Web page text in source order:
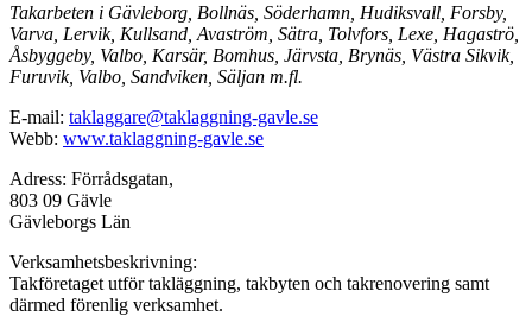
Takarbeten i Gävleborg, Bollnäs, Söderhamn, Hudiksvall, Forsby,
Varva, Lervik, Kullsand, Avaström, Sätra, Tolvfors, Lexe, Hagaströ,
Åsbyggeby, Valbo, Karsär, Bomhus, Järvsta, Brynäs, Västra Sikvik,
Furuvik, Valbo, Sandviken, Säljan m.fl.
E-mail: taklaggare@taklaggning-gavle.se
Webb: www.taklaggning-gavle.se
Adress: Förrådsgatan,
803 09 Gävle
Gävleborgs Län
Verksamhetsbeskrivning:
Takföretaget utför takläggning, takbyten och takrenovering samt
därmed förenlig verksamhet.